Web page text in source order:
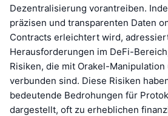
Dezentralisierung vorantreiben.
präzisen und transparenten Daten
Contracts erleichtert wird,
Herausforderungen im DeFi-
Risiken, die mit Orakel-Manipulation
verbunden sind. Diese Risiken
bedeutende Bedrohungen für
dargestellt, oft zu erheblichen